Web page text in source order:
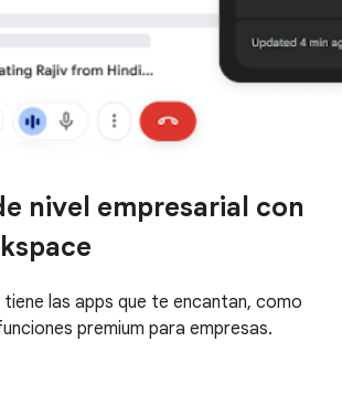
nivel empresarial con
las apps que te encantan, como
premium para empresas.